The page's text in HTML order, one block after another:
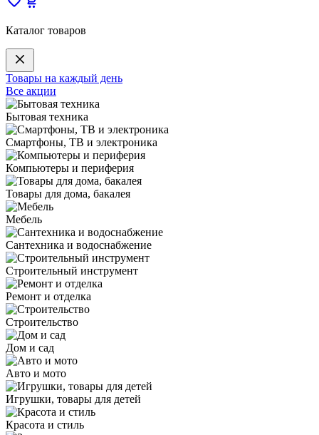
Каталог товаров
Товары на каждый день
Все акции
Бытовая техника
Смартфоны, ТВ и электроника
Компьютеры и периферия
Товары для дома, бакалея
Мебель
Сантехника и водоснабжение
Строительный инструмент
Ремонт и отделка
Строительство
Дом и сад
Авто и мото
Игрушки, товары для детей
Красота и стиль